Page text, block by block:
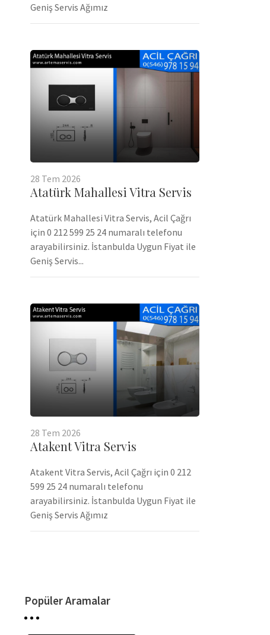
Geniş Servis Ağımız
28 Tem 2026
Atatürk Mahallesi Vitra Servis
Atatürk Mahallesi Vitra Servis, Acil Çağrı
için 0 212 599 25 24 numaralı telefonu
arayabilirsiniz. İstanbulda Uygun Fiyat ile
Geniş Servis...
28 Tem 2026
Atakent Vitra Servis
Atakent Vitra Servis, Acil Çağrı için 0 212
599 25 24 numaralı telefonu
arayabilirsiniz. İstanbulda Uygun Fiyat ile
Geniş Servis Ağımız
Popüler Aramalar